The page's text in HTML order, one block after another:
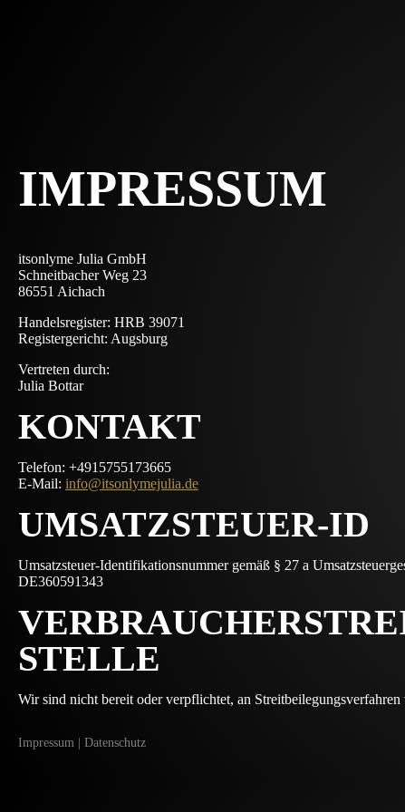
IMPRESSUM
itsonlyme Julia GmbH
Schneitbacher Weg 23
86551 Aichach
Handelsregister: HRB 39071
Registergericht: Augsburg
Vertreten durch:
Julia Bottar
KONTAKT
Telefon: +4915755173665
E-Mail: info@itsonlymejulia.de
UMSATZSTEUER-ID
Umsatzsteuer-Identifikationsnummer gemäß § 27 a
DE360591343
STELLE
Wir sind nicht bereit oder verpflichtet, an
Impressum | Datenschutz